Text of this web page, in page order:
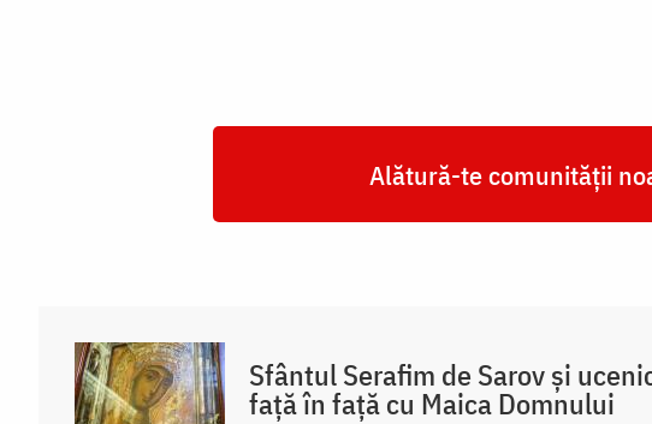
Alătură-te comunității
Sfântul Serafim de Sarov și
față în față cu Maica Domnului